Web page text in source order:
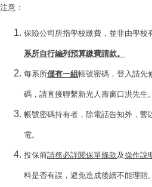
注意：
保險公司所指學校繳費，並非由學校
系所自行編列預算繳費請款。
每系所僅有一組帳號密碼，登入請先
碼，請直接聯繫新光人壽窗口洪先生。
帳號密碼持有者，除電話告知外，暫
電。
投保前請務必詳閱保單條款及操作說
料是否有誤，避免造成後續不能理賠。